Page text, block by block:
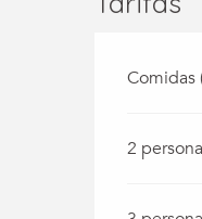
Comidas
2